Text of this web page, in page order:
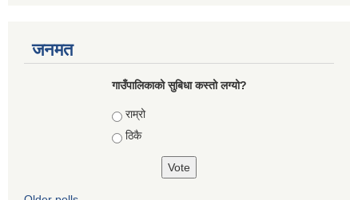
जनमत
गाउँपालिकाको सुबिधा कस्तो लग्यो?
Choices
राम्रो
ठिकै